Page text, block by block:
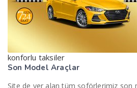
konforlu taksiler
Son Model Araçlar
Site de yer alan tüm şoförlerimiz son